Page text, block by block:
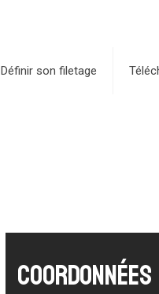
Définir son filetage
COORDONNÉES